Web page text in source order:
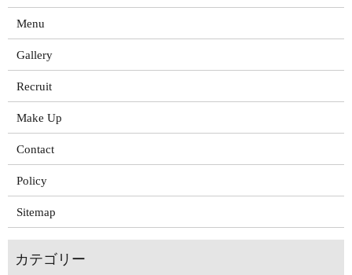
Menu
Gallery
Recruit
Make Up
Contact
Policy
Sitemap